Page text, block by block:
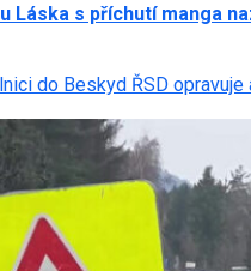
Láska s příchutí manga
do Beskyd ŘSD opravuje